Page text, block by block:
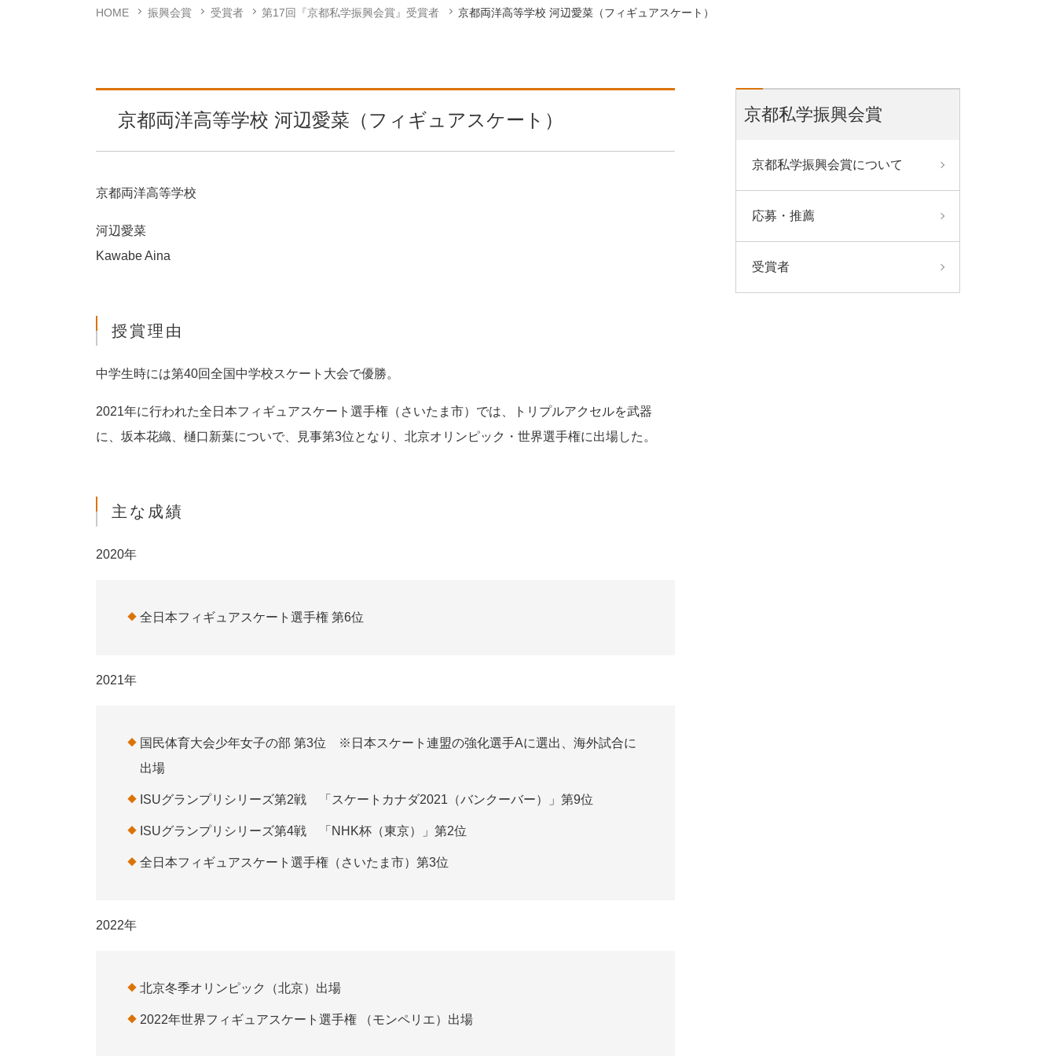
HOME 振興会賞 受賞者 第17回『京都私学振興会賞』受賞者 京都両洋高等学校 河辺愛菜（フィギュアスケート）
京都両洋高等学校 河辺愛菜（フィギュアスケート）
京都両洋高等学校
河辺愛菜
Kawabe Aina
授賞理由
中学生時には第40回全国中学校スケート大会で優勝。
2021年に行われた全日本フィギュアスケート選手権（さいたま市）では、トリプルアクセルを武器
に、坂本花織、樋口新葉についで、見事第3位となり、北京オリンピック・世界選手権に出場した。
主な成績
2020年
全日本フィギュアスケート選手権 第6位
2021年
国民体育大会少年女子の部 第3位 ※日本スケート連盟の強化選手Aに選出、海外試合に
出場
ISUグランプリシリーズ第2戦 「スケートカナダ2021（バンクーバー）」第9位
ISUグランプリシリーズ第4戦 「NHK杯（東京）」第2位
全日本フィギュアスケート選手権（さいたま市）第3位
2022年
北京冬季オリンピック（北京）出場
2022年世界フィギュアスケート選手権 （モンペリエ）出場
京都私学振興会賞
京都私学振興会賞について
応募・推薦
受賞者